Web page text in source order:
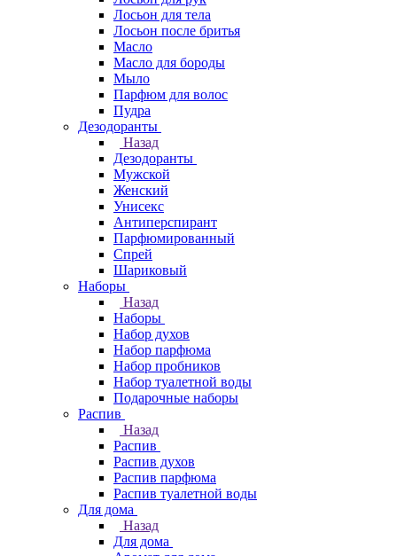
Лосьон для тела
Лосьон после бритья
Масло
Масло для бороды
Мыло
Парфюм для волос
Пудра
Дезодоранты
Назад
Дезодоранты
Мужской
Женский
Унисекс
Антиперспирант
Парфюмированный
Спрей
Шариковый
Наборы
Назад
Наборы
Набор духов
Набор парфюма
Набор пробников
Набор туалетной воды
Подарочные наборы
Распив
Назад
Распив
Распив духов
Распив парфюма
Распив туалетной воды
Для дома
Назад
Для дома